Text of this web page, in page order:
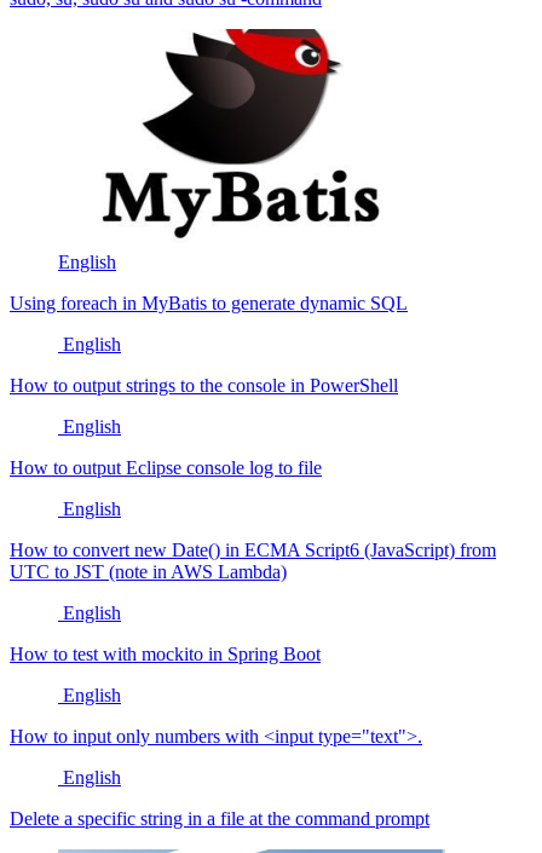
English
Using foreach in MyBatis to generate dynamic SQL
English
How to output strings to the console in PowerShell
English
How to output Eclipse console log to file
English
How to convert new Date() in ECMA Script6 (JavaScript) from
UTC to JST (note in AWS Lambda)
English
How to test with mockito in Spring Boot
English
How to input only numbers with <input type="text">.
English
Delete a specific string in a file at the command prompt